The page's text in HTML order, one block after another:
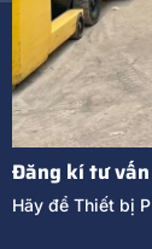
Đăng kí tư vấn
Hãy để Thiết bị